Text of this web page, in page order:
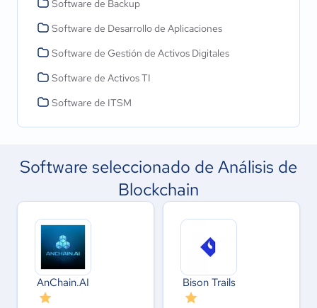
Software de Backup
Software de Desarrollo de Aplicaciones
Software de Gestión de Activos Digitales
Software de Activos TI
Software de ITSM
Software seleccionado de Análisis de
Blockchain
AnChain.AI Bison Trails